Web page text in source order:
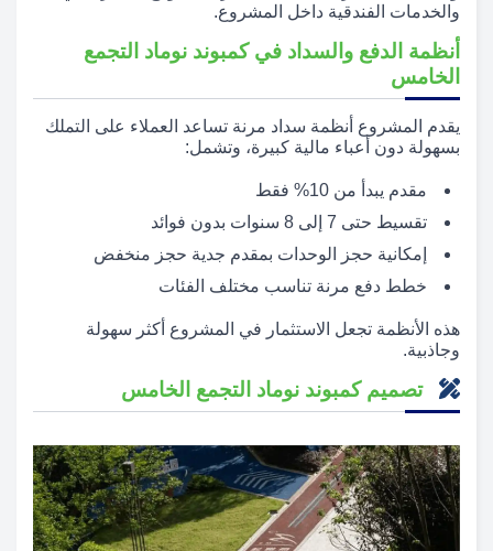
والخدمات الفندقية داخل المشروع.
أنظمة الدفع والسداد في كمبوند نوماد التجمع
الخامس
يقدم المشروع أنظمة سداد مرنة تساعد العملاء على التملك
بسهولة دون أعباء مالية كبيرة، وتشمل:
مقدم يبدأ من 10% فقط
تقسيط حتى 7 إلى 8 سنوات بدون فوائد
إمكانية حجز الوحدات بمقدم جدية حجز منخفض
خطط دفع مرنة تناسب مختلف الفئات
هذه الأنظمة تجعل الاستثمار في المشروع أكثر سهولة
وجاذبية.
تصميم كمبوند نوماد التجمع الخامس